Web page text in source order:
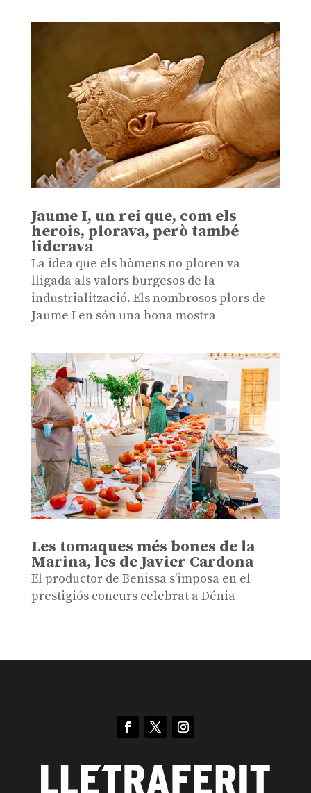
Jaume I, un rei que, com els
herois, plorava, però també
liderava
La idea que els hòmens no ploren va
lligada als valors burgesos de la
industrialització. Els nombrosos plors de
Jaume I en són una bona mostra
Les tomaques més bones de la
Marina, les de Javier Cardona
El productor de Benissa s’imposa en el
prestigiós concurs celebrat a Dénia